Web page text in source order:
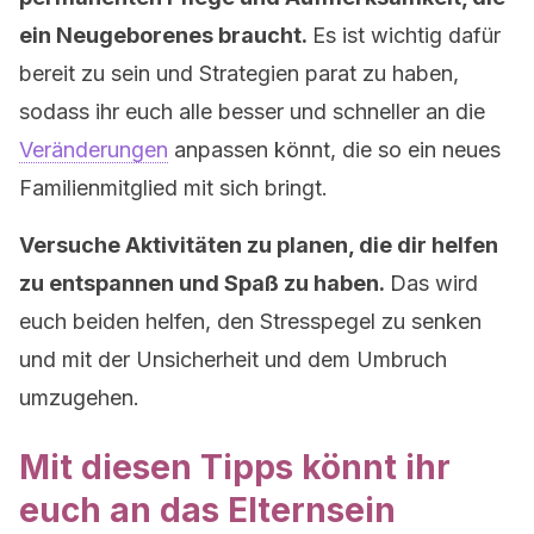
ein Neugeborenes braucht. Es ist wichtig dafür
bereit zu sein und Strategien parat zu haben,
sodass ihr euch alle besser und schneller an die
Veränderungen anpassen könnt, die so ein neues
Familienmitglied mit sich bringt.
Versuche Aktivitäten zu planen, die dir helfen
zu entspannen und Spaß zu haben. Das wird
euch beiden helfen, den Stresspegel zu senken
und mit der Unsicherheit und dem Umbruch
umzugehen.
Mit diesen Tipps könnt ihr
euch an das Elternsein